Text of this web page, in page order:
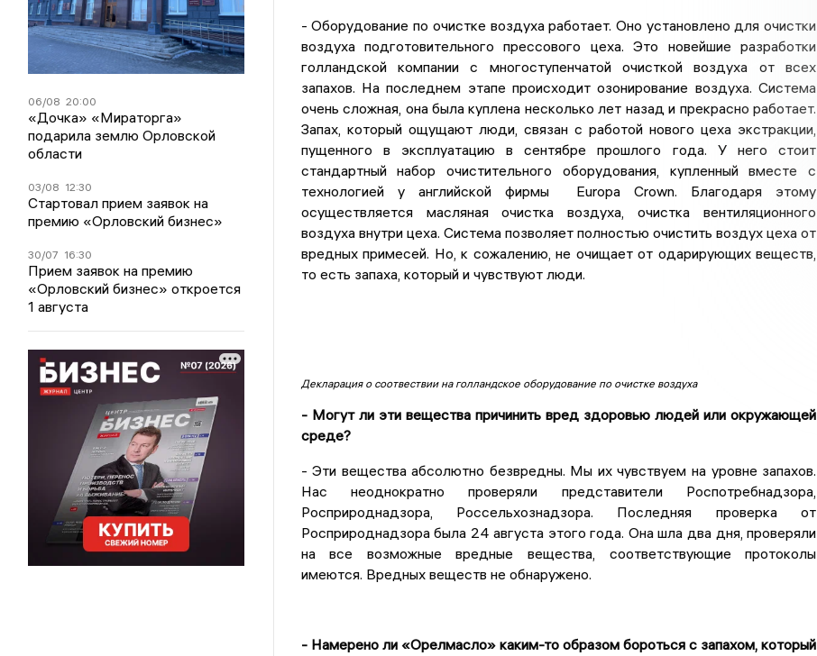
06/08 20:00
«Дочка» «Мираторга»
подарила землю Орловской
области
03/08 12:30
Стартовал прием заявок на
премию «Орловский бизнес»
30/07 16:30
Прием заявок на премию
«Орловский бизнес» откроется
1 августа
- Оборудование по очистке воздуха работает. Оно установлено для очистки
воздуха подготовительного прессового цеха. Это новейшие разработки
голландской компании с многоступенчатой очисткой воздуха от всех
запахов. На последнем этапе происходит озонирование воздуха. Система
очень сложная, она была куплена несколько лет назад и прекрасно работает.
Запах, который ощущают люди, связан с работой нового цеха экстракции,
пущенного в эксплуатацию в сентябре прошлого года. У него стоит
стандартный набор очистительного оборудования, купленный вместе с
технологией у английской фирмы Europa Crown. Благодаря этому
осуществляется масляная очистка воздуха, очистка вентиляционного
воздуха внутри цеха. Система позволяет полностью очистить воздух цеха от
вредных примесей. Но, к сожалению, не очищает от одарирующих веществ,
то есть запаха, который и чувствуют люди.
Декларация о соотвествии на голландское оборудование по очистке воздуха
- Могут ли эти вещества причинить вред здоровью людей или окружающей
среде?
- Эти вещества абсолютно безвредны. Мы их чувствуем на уровне запахов.
Нас неоднократно проверяли представители Роспотребнадзора,
Росприроднадзора, Россельхознадзора. Последняя проверка от
Росприроднадзора была 24 августа этого года. Она шла два дня, проверяли
на все возможные вредные вещества, соответствующие протоколы
имеются. Вредных веществ не обнаружено.
- Намерено ли «Орелмасло» каким-то образом бороться с запахом, который